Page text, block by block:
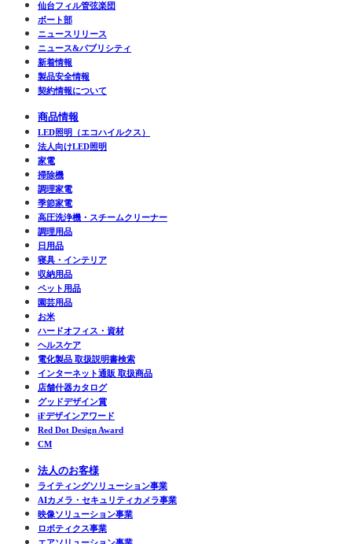
仙台フィル管弦楽団
ボート部
ニュースリリース
ニュース&パブリシティ
新着情報
製品安全情報
契約情報について
商品情報
LED照明（エコハイルクス）
法人向けLED照明
家電
掃除機
調理家電
季節家電
高圧洗浄機・スチームクリーナー
調理用品
日用品
寝具・インテリア
収納用品
ペット用品
園芸用品
お米
ハードオフィス・資材
ヘルスケア
電化製品 取扱説明書検索
インターネット通販 取扱商品
店舗什器カタログ
グッドデザイン賞
iFデザインアワード
Red Dot Design Award
CM
法人のお客様
ライティングソリューション事業
AIカメラ・セキュリティカメラ事業
映像ソリューション事業
ロボティクス事業